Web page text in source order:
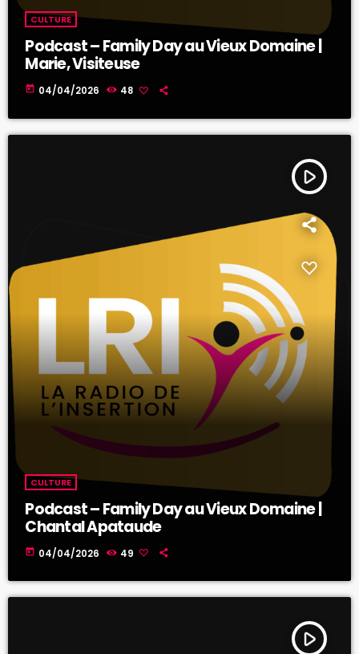
CULTURE
Podcast – Family Day au Vieux Domaine |
Marie, Visiteuse
today 04/04/2026 48
play_arrow
CULTURE
Podcast – Family Day au Vieux Domaine |
Chantal Apataude
today 04/04/2026 49
play_arrow